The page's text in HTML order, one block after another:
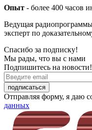
Опыт - более 400 часов
Ведущая
эксперт по
Спасибо за подписку!
Мы рады, что вы с нами
Подпишитесь на новости!
подписаться
Отправляя форму, я даю
данных